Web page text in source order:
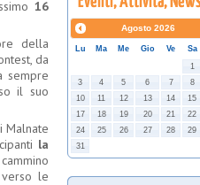
16
della
da
sempre
il suo
Malnate
la
le
Agosto 2026
Lu Ma Me Gio Ve Sa
1
3
4 5 6 7 8
10
11 12 13 14 15
17
18 19 20 21 22
24
25 26 27 28 29
31